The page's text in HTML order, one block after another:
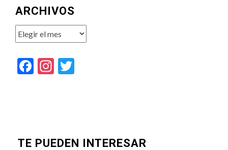
ARCHIVOS
Archivos
Facebook
Instagram
TE PUEDEN INTERESAR